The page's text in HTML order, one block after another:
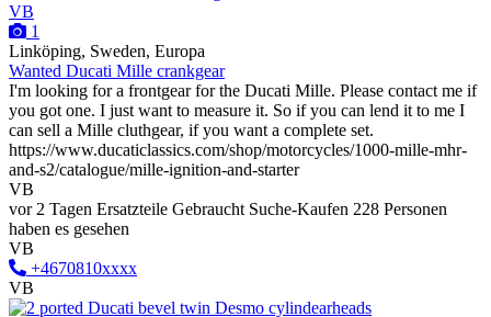
VB
1
Linköping, Sweden, Europa
Wanted Ducati Mille crankgear
I'm looking for a frontgear for the Ducati Mille. Please contact me if
you got one. I just want to measure it. So if you can lend it to me I
can sell a Mille cluthgear, if you want a complete set.
https://www.ducaticlassics.com/shop/motorcycles/1000-mille-mhr-
and-s2/catalogue/mille-ignition-and-starter
VB
vor 2 Tagen Ersatzteile Gebraucht Suche-Kaufen 228 Personen
haben es gesehen
VB
+4670810xxxx
VB